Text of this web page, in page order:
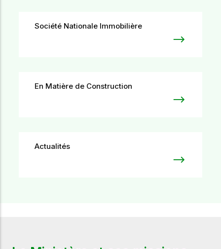
Société Nationale Immobilière
En Matière de Construction
Actualités